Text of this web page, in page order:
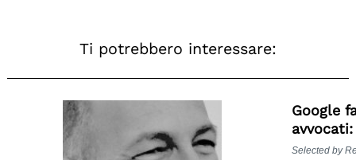
Ti potrebbero interessare:
Google
Selected by